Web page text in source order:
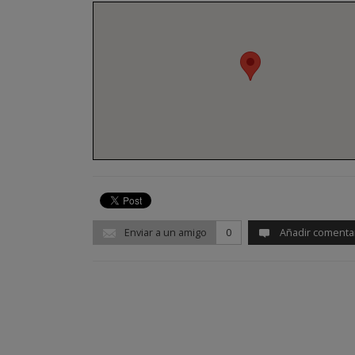
Enviar a un amigo 0 Añadir